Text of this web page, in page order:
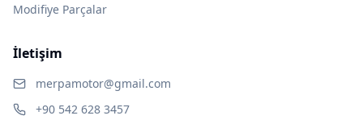
Modifiye Parçalar
İletişim
merpamotor@gmail.com
+90 542 628 3457